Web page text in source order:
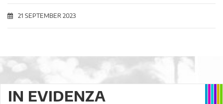
21 SEPTEMBER 2023
IN EVIDENZA